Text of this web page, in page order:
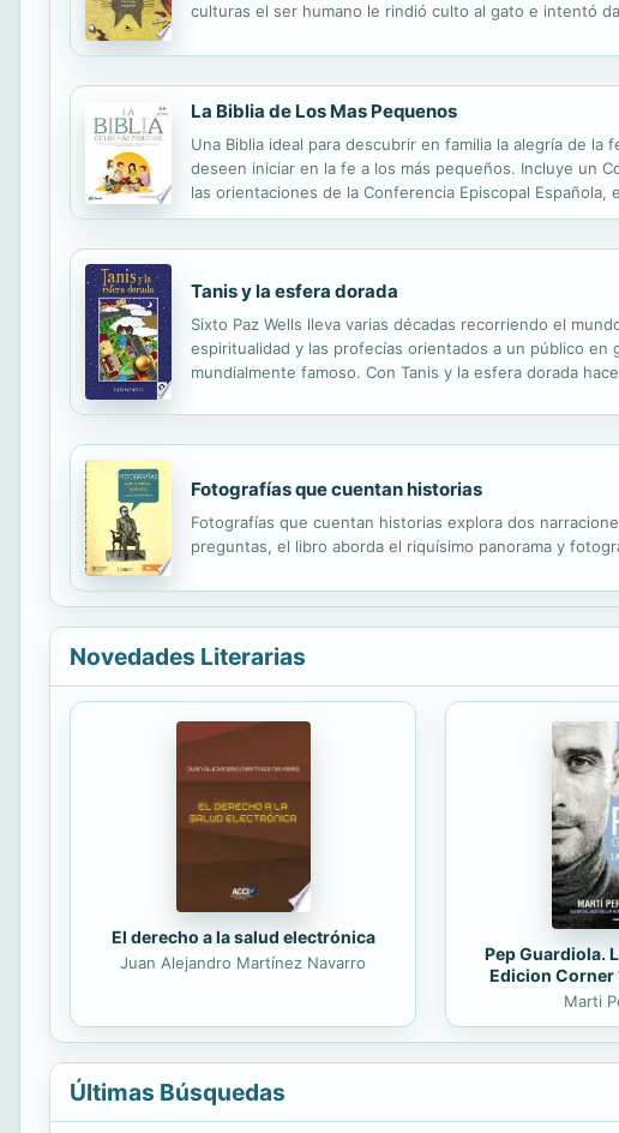
culturas el ser humano le rindió culto al gato e intentó
La Biblia de Los Mas Pequenos
Una Biblia ideal para descubrir en familia la alegría de
deseen iniciar en la fe a los más pequeños. Incluye un
las orientaciones de la Conferencia Episcopal
Tanis y la esfera dorada
Sixto Paz Wells lleva varias décadas recorriendo el
espiritualidad y las profecías orientados a un público
mundialmente famoso. Con Tanis y la esfera dorada
Fotografías que cuentan historias
Fotografías que cuentan historias explora dos
preguntas, el libro aborda el riquísimo panorama y
Novedades Literarias
El derecho a la salud electrónica
Juan Alejandro Martínez Navarro
Pep Guardiola.
Edicion Corner
Marti
Últimas Búsquedas